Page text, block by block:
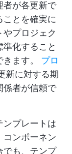
者が各更新で
ことを確実に
やプロジェク
化すること
ます。 プロ
新に対する期
係者が信頼で
ンプレートは
コンポーネン
でも、テンプ